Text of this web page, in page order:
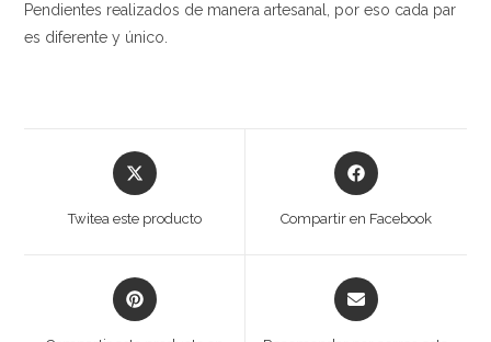
Pendientes realizados de manera artesanal, por eso cada par
es diferente y único.
Opens
in
Twitea este producto
Opens
in
Compartir en Facebook
Opens
in
Opens
in